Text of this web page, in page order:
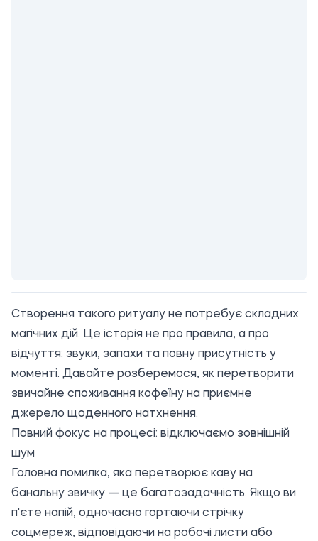
Створення такого ритуалу не потребує складних
магічних дій. Це історія не про правила, а про
відчуття: звуки, запахи та повну присутність у
моменті. Давайте розберемося, як перетворити
звичайне споживання кофеїну на приємне
джерело щоденного натхнення.
Повний фокус на процесі: відключаємо зовнішній
шум
Головна помилка, яка перетворює каву на
банальну звичку — це багатозадачність. Якщо ви
п'єте напій, одночасно гортаючи стрічку
соцмереж, відповідаючи на робочі листи або